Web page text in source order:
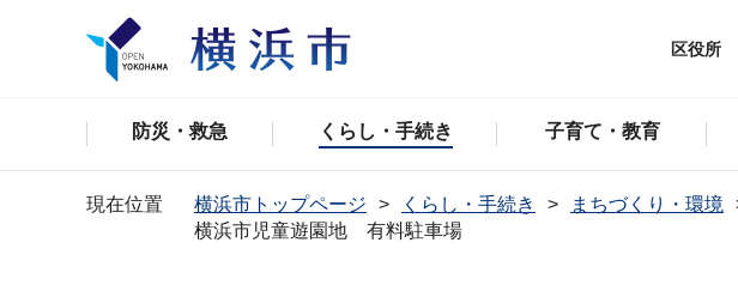
区役所
防災・救急 くらし・手続き 子育て・教育
現在位置 横浜市トップページ くらし・手続き まちづくり・環境
横浜市児童遊園地 有料駐車場